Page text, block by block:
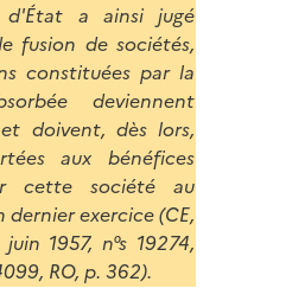
d'État a ainsi jugé
fusion de sociétés,
constituées par la
deviennent
doivent, dès lors,
aux bénéfices
cette société au
dernier exercice (CE,
1957, n°s 19274,
RO, p. 362).